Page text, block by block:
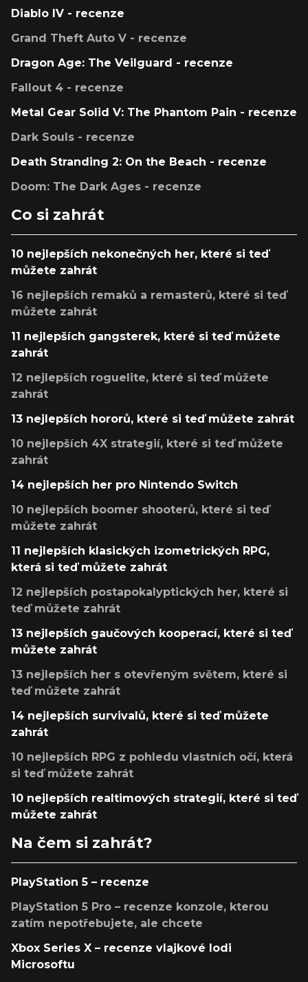
Diablo IV - recenze
Grand Theft Auto V - recenze
Dragon Age: The Veilguard - recenze
Fallout 4 - recenze
Metal Gear Solid V: The Phantom Pain - recenze
Dark Souls - recenze
Death Stranding 2: On the Beach - recenze
Doom: The Dark Ages - recenze
Co si zahrát
10 nejlepších nekonečných her, které si teď
můžete zahrát
16 nejlepších remaků a remasterů, které si teď
můžete zahrát
11 nejlepších gangsterek, které si teď můžete
zahrát
12 nejlepších roguelite, které si teď můžete
zahrát
13 nejlepších hororů, které si teď můžete zahrát
10 nejlepších 4X strategií, které si teď můžete
zahrát
14 nejlepších her pro Nintendo Switch
10 nejlepších boomer shooterů, které si teď
můžete zahrát
11 nejlepších klasických izometrických RPG,
která si teď můžete zahrát
12 nejlepších postapokalyptických her, které si
teď můžete zahrát
13 nejlepších gaučových kooperací, které si teď
můžete zahrát
13 nejlepších her s otevřeným světem, které si
teď můžete zahrát
14 nejlepších survivalů, které si teď můžete
zahrát
10 nejlepších RPG z pohledu vlastních očí, která
si teď můžete zahrát
10 nejlepších realtimových strategií, které si teď
můžete zahrát
Na čem si zahrát?
PlayStation 5 – recenze
PlayStation 5 Pro – recenze konzole, kterou
zatím nepotřebujete, ale chcete
Xbox Series X – recenze vlajkové lodi
Microsoftu